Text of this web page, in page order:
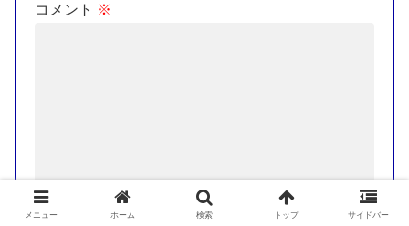
コメント ※
メニュー ホーム 検索 トップ サイドバー